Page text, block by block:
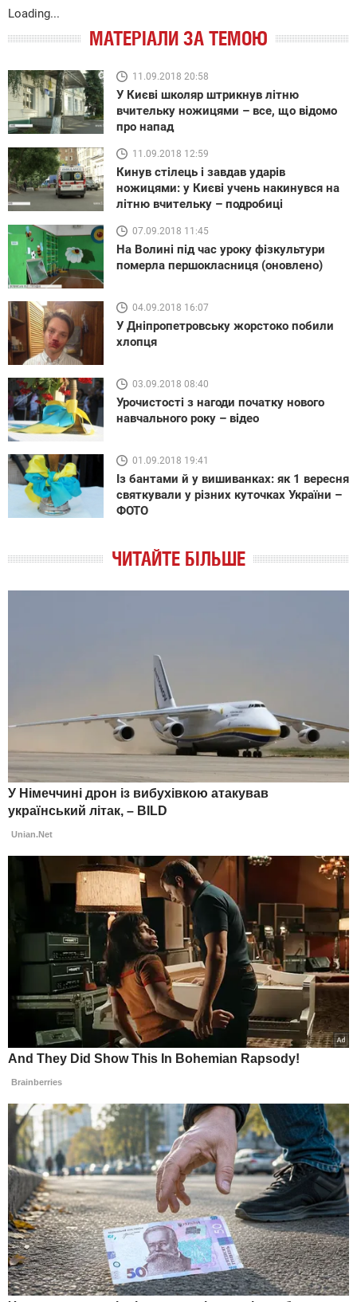
Loading...
МАТЕРІАЛИ ЗА ТЕМОЮ
11.09.2018 20:58
У Києві школяр штрикнув літню
вчительку ножицями – все, що відомо
про напад
11.09.2018 12:59
Кинув стілець і завдав ударів
ножицями: у Києві учень накинувся на
літню вчительку – подробиці
07.09.2018 11:45
На Волині під час уроку фізкультури
померла першокласниця (оновлено)
04.09.2018 16:07
У Дніпропетровську жорстоко побили
хлопця
03.09.2018 08:40
Урочистості з нагоди початку нового
навчального року – відео
01.09.2018 19:41
Із бантами й у вишиванках: як 1 вересня
святкували у різних куточках України –
ФОТО
ЧИТАЙТЕ БІЛЬШЕ